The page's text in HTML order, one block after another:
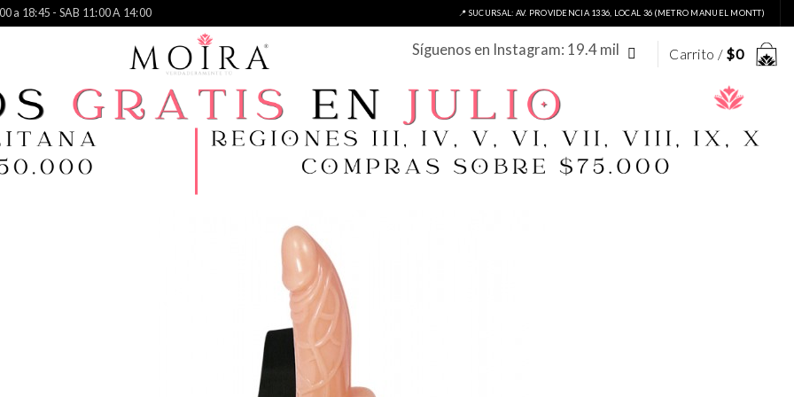
a 18:45 - SAB 11:00 A 14:00 📍 SUCURSAL: AV. PROVIDENCIA 1336, LOCAL 36 (METRO MANUEL MONTT)
Síguenos en Instagram: 19.4 mil Carrito / $0